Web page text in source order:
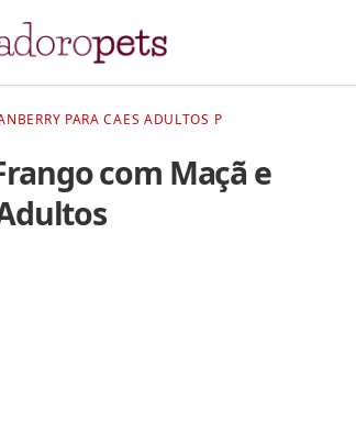
PARA CAES ADULTOS P
com Maçã e